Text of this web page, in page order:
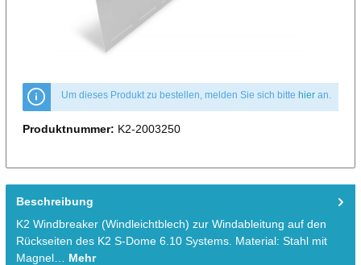
Um dieses Produkt zu bestellen, melden Sie sich bitte hieran.
Produktnummer: K2-2003250
Beschreibung
K2 Windbreaker (Windleichtblech) zur Windableitung auf den
Rückseiten des K2 S-Dome 6.10 Systems. Material: Stahl mit
Magnel… Mehr